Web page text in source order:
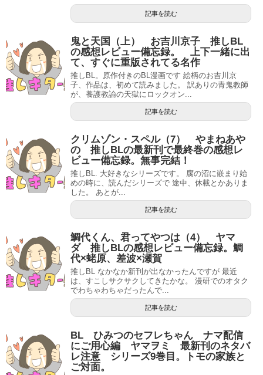
記事を読む
鬼と天国（上） お吉川京子 推しBL
の感想レビュー備忘録。 上下一緒に出
て、すぐに重版されてる名作
推しBL。原作付きのBL漫画です 絵柄のお吉川京
子、作品は、初めて読みました。 訳ありの青鬼教師
が、養護教諭の天獄にロックオン...
記事を読む
クリムゾン・スペル（7） やまねあや
の 推しBLの最新刊で最終巻の感想レ
ビュー備忘録。無事完結！
推しBL. 大好きなシリーズです。 腐の沼に嵌まり始
めの時に、読んだシリーズで 途中、休載とかありま
した。 あとが...
記事を読む
鯛代くん、君ってやつは（4） ヤマ
ダ 推しBLの感想レビュー備忘録。鯛
代×蛯原、差波×瀬賀
推しBL なかなか新刊が出なかったんですが 最近
は、すこしサクサクしてきたかな。 漫研でのオタク
でわちゃわちゃだったんで...
記事を読む
BL ひみつのセフレちゃん ナマ配信
にご用心編 ヤマヲミ 最新刊のネタバ
レ注意 シリーズ9巻目。トモの家族と
ご対面。